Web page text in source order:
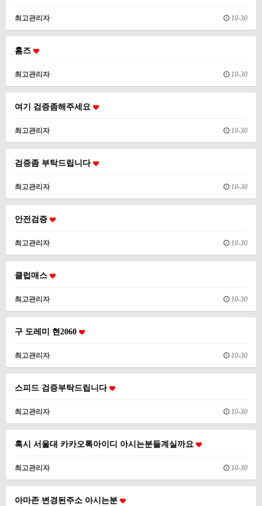
최고관리자 10-30
홈즈
최고관리자 10-30
여기 검증좀해주세요
최고관리자 10-30
검증좀 부탁드립니다
최고관리자 10-30
안전검증
최고관리자 10-30
클럽매스
최고관리자 10-30
구 도레미 현2060
최고관리자 10-30
스피드 검증부탁드립니다
최고관리자 10-30
혹시 서울대 카카오톡아이디 아시는분들계실까요
최고관리자 10-30
아마존 변경된주소 아시는분